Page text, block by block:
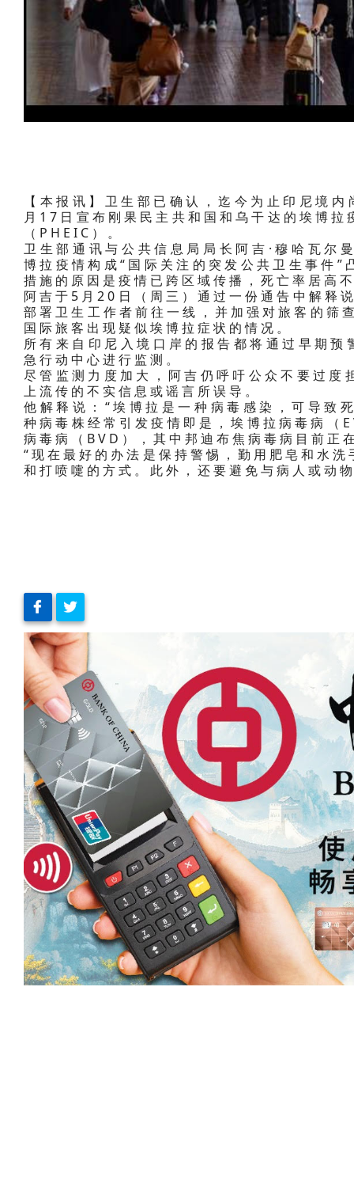
【本报讯】卫生部已确认，迄今为止印尼境
月17日宣布刚果民主共和国和乌干达的埃博
（PHEIC）。
卫生部通讯与公共信息局局长阿吉·穆哈瓦
博拉疫情构成“国际关注的突发公共卫生事件
措施的原因是疫情已跨区域传播，死亡率居高
阿吉于5月20日（周三）通过一份通告中解释
部署卫生工作者前往一线，并加强对旅客的筛
国际旅客出现疑似埃博拉症状的情况。
所有来自印尼入境口岸的报告都将通过早期
急行动中心进行监测。
尽管监测力度加大，阿吉仍呼吁公众不要过
上流传的不实信息或谣言所误导。
他解释说：“埃博拉是一种病毒感染，可导致
种病毒株经常引发疫情即是，埃博拉病毒病（
病毒病（BVD），其中邦迪布焦病毒病目前正
“现在最好的办法是保持警惕，勤用肥皂和水
和打喷嚏的方式。此外，还要避免与病人或动